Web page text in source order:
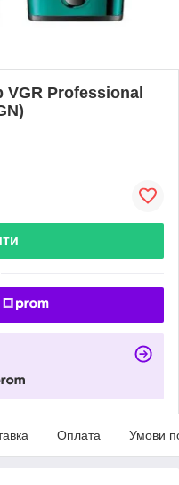
VGR Professional
Оплата Умови